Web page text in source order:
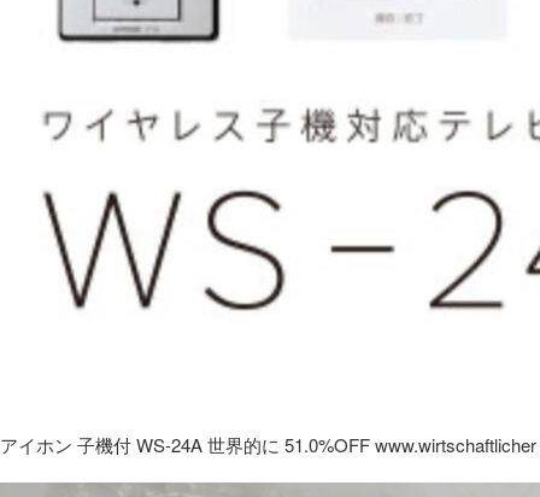
アイホン 子機付 WS-24A 世界的に 51.0%OFF www.wirtschaftlicher